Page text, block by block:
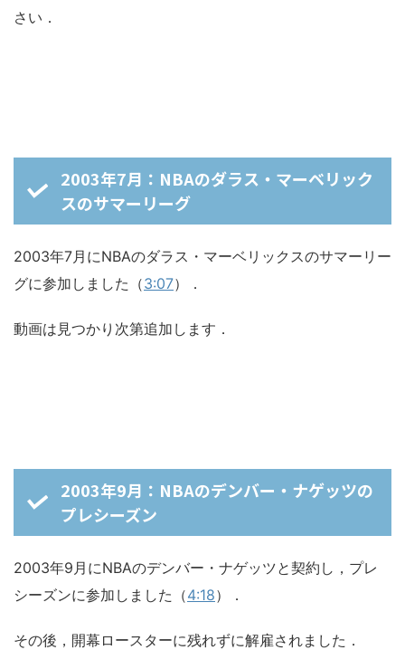
さい．
2003年7月：NBAのダラス・マーベリック
スのサマーリーグ
2003年7月にNBAのダラス・マーベリックスのサマーリー
グに参加しました（3:07）．
動画は見つかり次第追加します．
2003年9月：NBAのデンバー・ナゲッツの
プレシーズン
2003年9月にNBAのデンバー・ナゲッツと契約し，プレ
シーズンに参加しました（4:18）．
その後，開幕ロースターに残れずに解雇されました．